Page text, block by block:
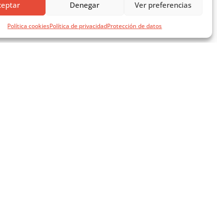
Denegar Ver preferencias
Política cookiesPolítica de privacidadProtección de datos